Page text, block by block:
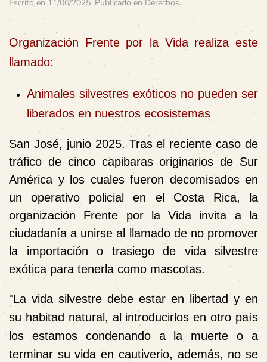
Escrito en 11/06/2025. Publicado en Derechos.
Organización Frente por la Vida realiza este
llamado:
Animales silvestres exóticos no pueden ser
liberados en nuestros ecosistemas
San José, junio 2025. Tras el reciente caso de
tráfico de cinco capibaras originarios de Sur
América y los cuales fueron decomisados en
un operativo policial en el Costa Rica, la
organización Frente por la Vida invita a la
ciudadanía a unirse al llamado de no promover
la importación o trasiego de vida silvestre
exótica para tenerla como mascotas.
“La vida silvestre debe estar en libertad y en
su habitad natural, al introducirlos en otro país
los estamos condenando a la muerte o a
terminar su vida en cautiverio, además, no se